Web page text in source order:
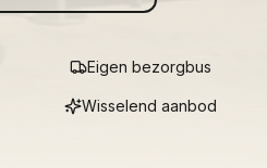
Eigen bezorgbus
Wisselend aanbod